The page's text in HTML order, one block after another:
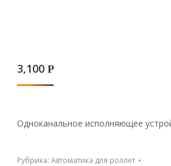
3,100 Р
Одноканальное исполняющее
Рубрика: Автоматика для роллет